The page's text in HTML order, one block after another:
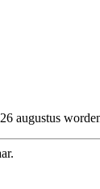
augustus